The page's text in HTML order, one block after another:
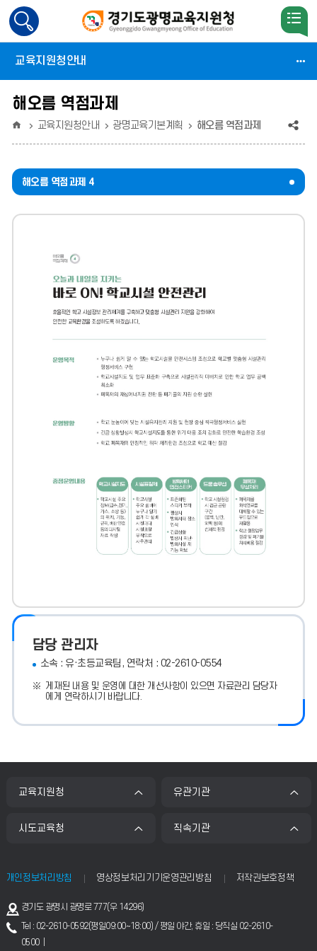
검
색
성
교육지원청안내
해오름 역점과제
교육지원청안내 광명교육기본계획 해오름 역점과제
공
(상
태
:
해오름 역점과제 4
담당 관리자
소속 : 유·초등교육팀, 연락처 : 02-2610-0554
게재된 내용 및 운영에 대한 개선사항이 있으면 자료관리 담당자
에게 연락하시기 바랍니다.
교육지원청 유관기관
시도교육청 직속기관
개인정보처리방침 영상정보처리기기운영관리방침 저작권보호정책
주
소
경기도 광명시 광명로 777(우 14296)
Tel : 02-2610-0592(평일09:00~18:00) / 평일 야간, 휴일 : 당직실 02-2610-
0500 |